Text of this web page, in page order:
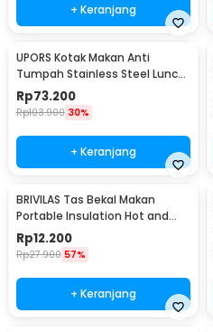
+ Keranjang
UPORS Kotak Makan Anti
Tumpah Stainless Steel Lunch
Box 3 Grid 1.3L - UP3
Rp73.200
Rp103.900 30%
+ Keranjang
BRIVILAS Tas Bekal Makan
Portable Insulation Hot and
Cold Lunch Bag - EI23
Rp12.200
Rp27.900 57%
+ Keranjang